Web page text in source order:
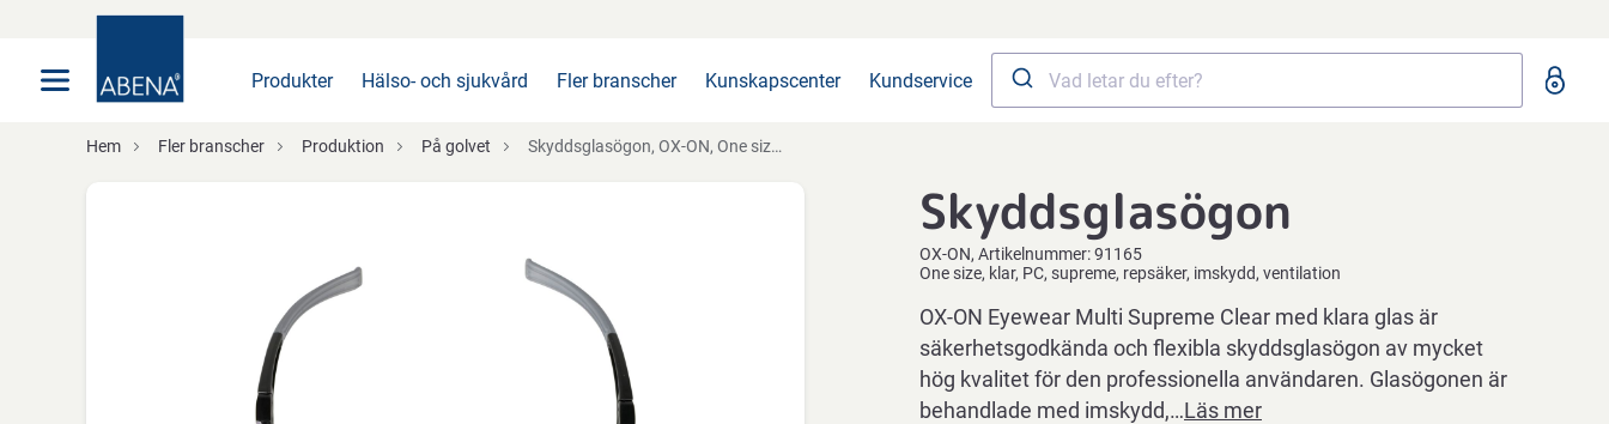
Produkter Hälso- och sjukvård Fler branscher Kunskapscenter Kundservice
Hem Fler branscher Produktion På golvet Skyddsglasögon, OX-ON, One size, klar, PC, supreme, repsäker, imskydd, ventilation
Skyddsglasögon
OX-ON Artikelnummer:91165
One size, klar, PC, supreme, repsäker, imskydd, ventilation
OX-ON Eyewear Multi Supreme Clear med klara glas är
säkerhetsgodkända och flexibla skyddsglasögon av mycket
hög kvalitet för den professionella användaren. Glasögonen är
behandlade med imskydd,…Läs mer